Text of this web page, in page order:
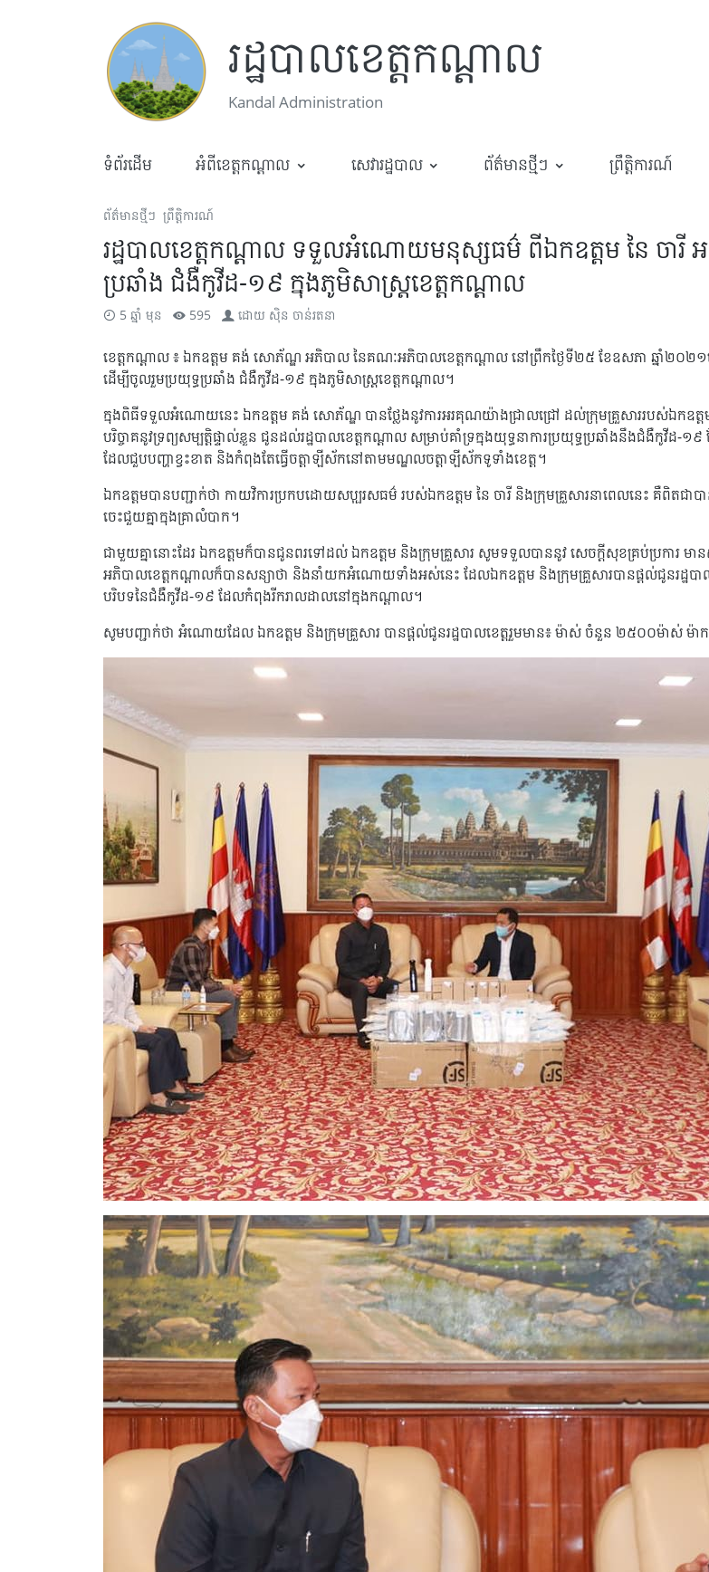
រដ្ឋបាលខេត្តកណ្តាល
Kandal Administration
ទំព័រដើម អំពីខេត្តកណ្តាល សេវារដ្ឋបាល ព័ត៌មានថ្មីៗ ព្រឹត្តិការណ៍
ព័ត៌មានថ្មីៗ ព្រឹត្តិការណ៍
រដ្ឋបាលខេត្តកណ្តាល ទទួលអំណោយមនុស្សធម៌ ពីឯកឧត្ដម នៃ ចារី អ
ប្រឆាំង ជំងឺកូវីដ-១៩ ក្នុងភូមិសាស្រ្តខេត្តកណ្ដាល
5 ឆ្នាំ មុន 595 ដោយ ស៊ិន ចាន់រតនា
ខេត្តកណ្តាល ៖ ឯកឧត្តម គង់ សោភ័ណ្ឌ អភិបាល នៃគណៈអភិបាលខេត្តកណ្តាល នៅព្រឹកថ្ងៃទី២៥ ខែឧសភា ឆ្នាំ២០
ដើម្បីចូលរួមប្រយុទ្ធប្រឆាំង ជំងឺកូវីដ-១៩ ក្នុងភូមិសាស្ត្រខេត្តកណ្ដាល។
ក្នុងពិធីទទួលអំណោយនេះ ឯកឧត្តម គង់ សោភ័ណ្ឌ បានថ្លែងនូវការអរគុណយ៉ាងជ្រាលជ្រៅ ដល់ក្រុមគ្រួសាររបស់ឯកឧត្ដ
បរិច្ចាគ​នូវទ្រព្យសម្បត្តិផ្ទាល់ខ្លួន ជូនដល់រដ្ឋបាលខេត្តកណ្តាល សម្រាប់គាំទ្រក្នុងយុទ្ធនាការប្រយុទ្ធប្រឆាំង​នឹង​ជំងឺកូ
ដែលជួបបញ្ហាខ្វះខាត និងកំពុងតែធ្វើចត្តាឡីស័កនៅតាមមណ្ឌលចត្តាឡីស័កទូទាំងខេត្ត។
ឯកឧត្តមបានបញ្ជាក់ថា កាយវិការប្រកបដោយសប្បុរសធម៌ របស់ឯកឧត្ដម នៃ ចារី និងក្រុមគ្រួសារនាពេលនេះ គឺពិតជាប
ចេះជួយគ្នាក្នុងគ្រាលំបាក។
ជាមួយគ្នានោះដែរ ឯកឧត្តមក៏បានជូនពរទៅដល់ ឯកឧត្ដម និងក្រុមគ្រួសារ សូមទទួលបាននូវ សេចក្តីសុខគ្រប់ប្រការ
អភិបាលខេត្តកណ្ដាលក៏បានសន្យាថា និងនាំយកអំណោយទាំងអស់នេះ ដែលឯកឧត្ដម និងក្រុមគ្រួសារបានផ្ដល់ជូនរដ្ឋបាលខ
បរិបទនៃជំងឺកូវីដ-១៩ ដែល​កំពុង​រីករាល​ដាលនៅក្នុងកណ្តាល។
សូមបញ្ជាក់ថា អំណោយដែល ឯកឧត្ដម និងក្រុមគ្រួសារ បានផ្តល់ជូនរដ្ឋបាលខេត្តរួមមាន៖ ម៉ាស់ ចំនួន ២៥០០ម៉ាស់